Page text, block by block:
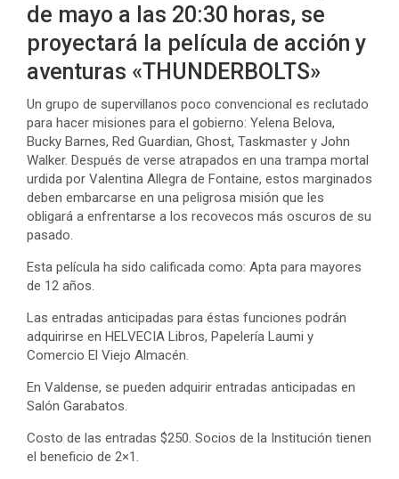
de mayo a las 20:30 horas, se
proyectará la película de acción y
aventuras «THUNDERBOLTS»
Un grupo de supervillanos poco convencional es reclutado
para hacer misiones para el gobierno: Yelena Belova,
Bucky Barnes, Red Guardian, Ghost, Taskmaster y John
Walker. Después de verse atrapados en una trampa mortal
urdida por Valentina Allegra de Fontaine, estos marginados
deben embarcarse en una peligrosa misión que les
obligará a enfrentarse a los recovecos más oscuros de su
pasado.
Esta película ha sido calificada como: Apta para mayores
de 12 años.
Las entradas anticipadas para éstas funciones podrán
adquirirse en HELVECIA Libros, Papelería Laumi y
Comercio El Viejo Almacén.
En Valdense, se pueden adquirir entradas anticipadas en
Salón Garabatos.
Costo de las entradas $250. Socios de la Institución tienen
el beneficio de 2×1.